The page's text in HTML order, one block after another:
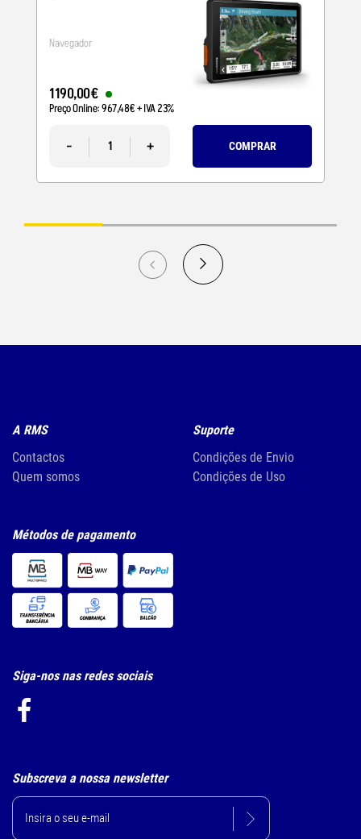
Navegador
1190,00€
Preço Online:967,48€+ IVA 23%
- + COMPRAR
A RMS
Contactos
Quem somos
Suporte
Condições de Envio
Condições de Uso
Métodos de pagamento
Siga-nos nas redes sociais
Subscreva a nossa newsletter